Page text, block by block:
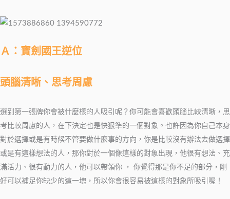
Ａ：寶劍國王逆位
頭腦清晰、思考周慮
選到第一張牌你會被什麼樣的人吸引呢？你可能會喜歡頭腦比較清晰，思
考比較周慮的人，在下決定也是快狠準的一個對象。也許因為你自己本身
對於選擇或是有時候不管要做什麼事的方向，你是比較沒有辦法去做選擇
或是有這樣想法的人，那你對於一個像這樣的對象出現，他很有想法、充
滿活力、很有動力的人，他可以帶領你 ， 你覺得那是你不足的部分，剛
好可以補足你缺少的這一塊，所以你會很容易被這樣的對象所吸引喔！